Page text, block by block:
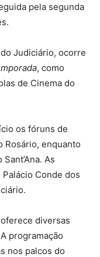
pela segunda
Judiciário, ocorre
, como
de Cinema do
os fóruns de
Rosário, enquanto
As
Conde dos
diversas
programação
nos palcos do